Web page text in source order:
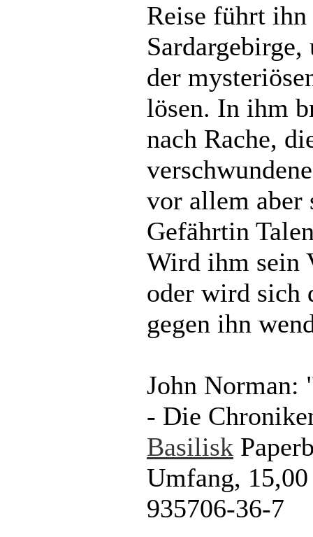
Reise führt
der
lösen. In ihm
nach Rache,
vor allem aber
Gefährtin
Wird ihm sein
oder wird sich
gegen ihn
John Norman:
- Die
Basilisk
Umfang,
935706-36-7